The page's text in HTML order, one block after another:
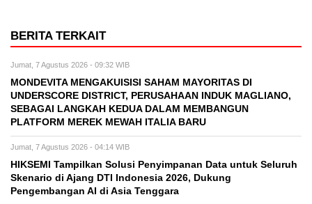
BERITA TERKAIT
Jumat, 7 Agustus 2026 - 09:32 WIB
MONDEVITA MENGAKUISISI SAHAM MAYORITAS DI
UNDERSCORE DISTRICT, PERUSAHAAN INDUK MAGLIANO,
SEBAGAI LANGKAH KEDUA DALAM MEMBANGUN
PLATFORM MEREK MEWAH ITALIA BARU
Jumat, 7 Agustus 2026 - 04:14 WIB
HIKSEMI Tampilkan Solusi Penyimpanan Data untuk Seluruh
Skenario di Ajang DTI Indonesia 2026, Dukung
Pengembangan AI di Asia Tenggara